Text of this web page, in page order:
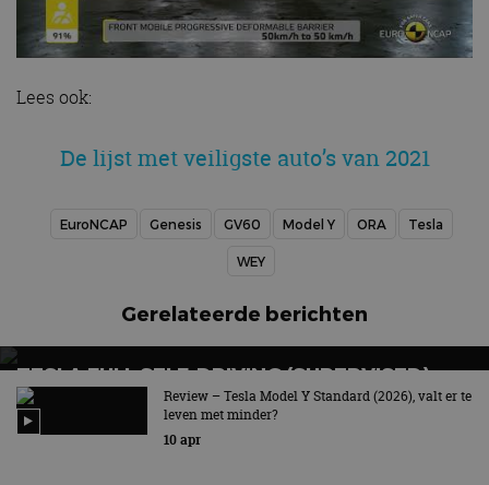
Lees ook:
De lijst met veiligste auto’s van 2021
EuroNCAP Genesis GV60 Model Y ORA Tesla
WEY
Gerelateerde berichten
TESLA FULL SELF-DRIVING (SUPERVISED):
HET MAG NU IN NEDERLAND!
Nieuw abonnement voor Full Self-Driving: dit kost het
Review – Tesla Model Y Standard (2026), valt er te
leven met minder?
10 apr